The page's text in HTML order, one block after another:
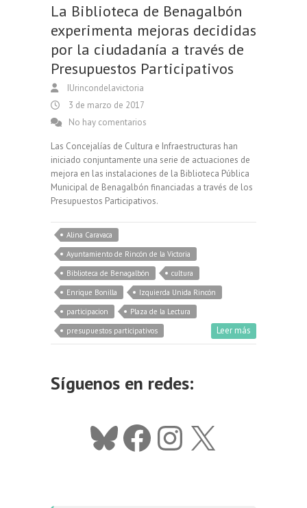
La Biblioteca de Benagalbón
experimenta mejoras decididas
por la ciudadanía a través de
Presupuestos Participativos
IUrincondelavictoria
3 de marzo de 2017
No hay comentarios
Las Concejalías de Cultura e Infraestructuras han
iniciado conjuntamente una serie de actuaciones de
mejora en las instalaciones de la Biblioteca Pública
Municipal de Benagalbón financiadas a través de los
Presupuestos Participativos.
Alina Caravaca
Ayuntamiento de Rincón de la Victoria
Biblioteca de Benagalbón
cultura
Enrique Bonilla
Izquierda Unida Rincón
participacion
Plaza de la Lectura
presupuestos participativos
Leer más
Síguenos en redes:
Bluesky
Facebook
Instagram
X